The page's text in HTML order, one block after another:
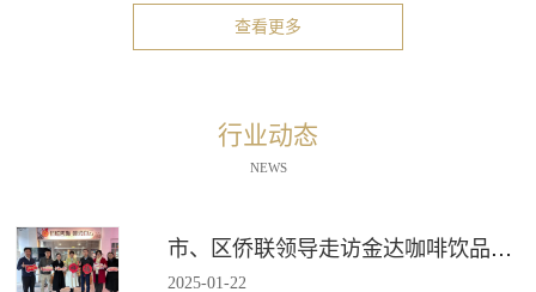
查看更多
行业动态
NEWS
市、区侨联领导走访金达咖啡饮品城"新侨之家"
2025-01-22